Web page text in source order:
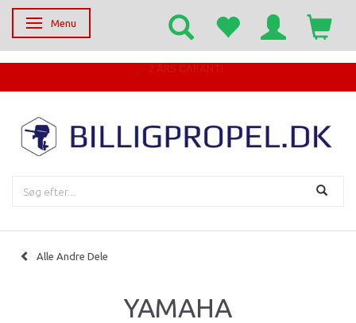
Skifte navigation
Menu
Alle Andre Dele
YAMAHA